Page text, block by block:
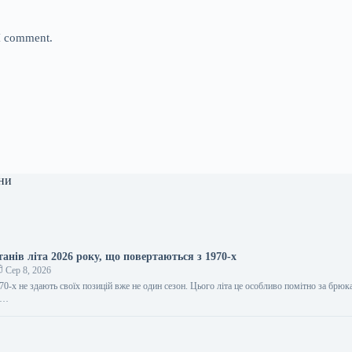
comment.
літа 2026 року, що повертаються з 1970-х
Сер 8, 2026
х не здають своїх позицій вже не один сезон. Цього літа це особливо помітно за